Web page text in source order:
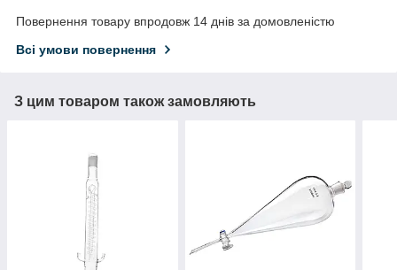
Повернення товару впродовж 14 днів за домовленістю
Всі умови повернення
З цим товаром також замовляють